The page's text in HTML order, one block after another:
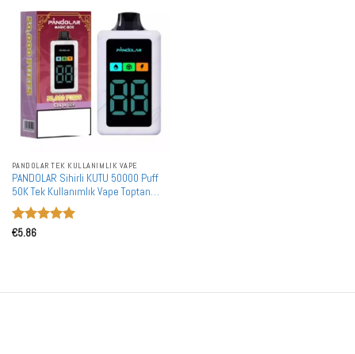
PANDOLAR TEK KULLANIMLIK VAPE
PANDOLAR Sihirli KUTU 50000 Puff
50K Tek Kullanımlık Vape Toptan
Satın Alma İkili Ağ Teknolojisi
5 üzerinden
€5.86